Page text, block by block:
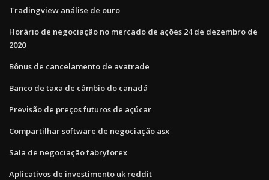
Tradingview análise de ouro
Horário de negociação no mercado de ações 24 de dezembro de
2020
Bônus de cancelamento de avatrade
Banco de taxa de câmbio do canadá
Previsão de preços futuros de açúcar
Compartilhar software de negociação asx
Sala de negociação fabryforex
Aplicativos de investimento uk reddit